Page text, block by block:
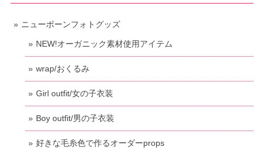
ニューボーンフォトグッズ
NEW!オーガニック素材使用アイテム
wrap/おくるみ
Girl outfit/女の子衣装
Boy outfit/男の子衣装
好きな毛糸色で作るオーダーprops